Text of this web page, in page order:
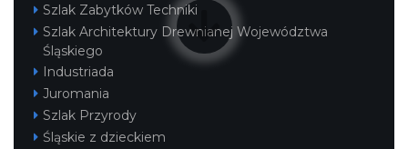
Szlak Zabytków Techniki
Szlak Architektury Drewnianej Województwa
Śląskiego
Industriada
Juromania
Szlak Przyrody
Śląskie z dzieckiem